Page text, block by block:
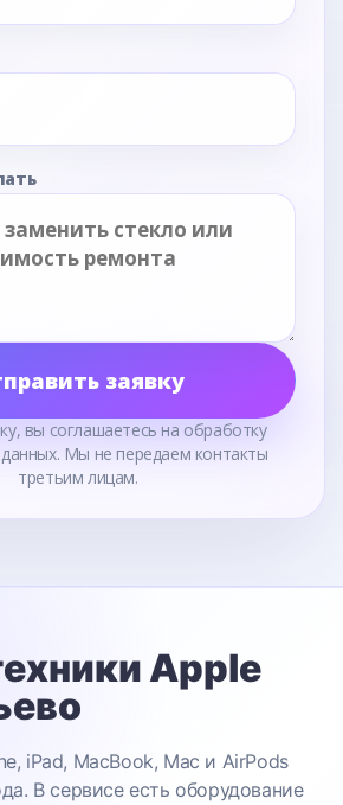
заявку
вы соглашаетесь на обработку
Мы не передаем контакты
третьим лицам.
Apple
iPad, MacBook, Mac и AirPods
В сервисе есть оборудование